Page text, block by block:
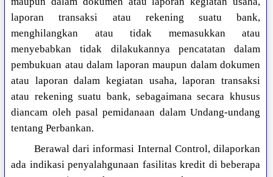
laporan transaksi atau rekening suatu bank,
menghilangkan atau tidak memasukkan atau
menyebabkan tidak dilakukannya pencatatan dalam
pembukuan atau dalam laporan maupun dalam dokumen
atau laporan dalam kegiatan usaha, laporan transaksi
atau rekening suatu bank, sebagaimana secara khusus
diancam oleh pasal pemidanaan dalam Undang-undang
tentang Perbankan.
Berawal dari informasi Internal Control, dilaporkan
ada indikasi penyalahgunaan fasilitas kredit di beberapa